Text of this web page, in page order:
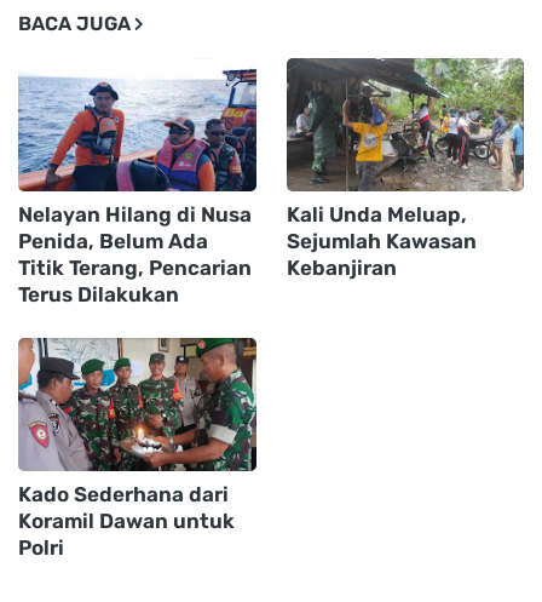
BACA JUGA
Nelayan Hilang di Nusa
Penida, Belum Ada
Titik Terang, Pencarian
Terus Dilakukan
Kali Unda Meluap,
Sejumlah Kawasan
Kebanjiran
Kado Sederhana dari
Koramil Dawan untuk
Polri